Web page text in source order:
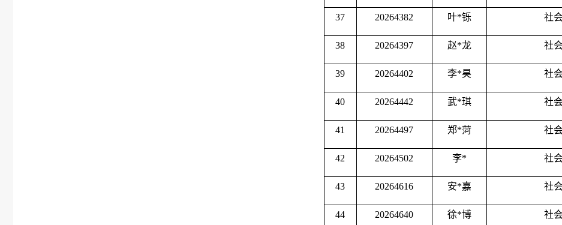
37 20264382 叶*铄 社
38 20264397 赵*龙 社
39 20264402 李*昊 社
40 20264442 武*琪 社
41 20264497 郑*菏 社
42 20264502 李* 社
43 20264616 安*嘉 社
44 20264640 徐*博 社